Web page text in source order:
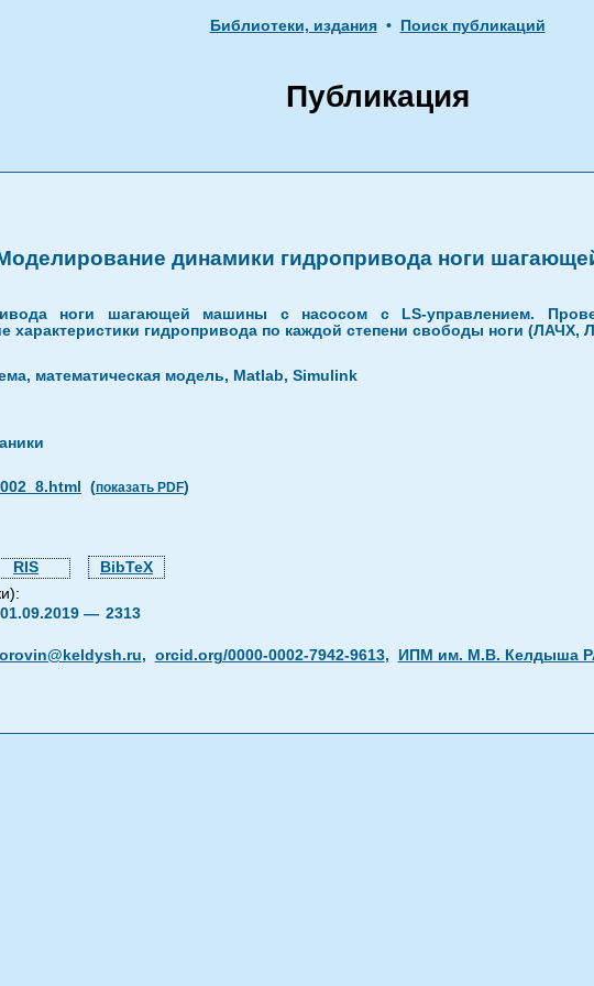
Библиотеки, издания • Поиск публикаций
Публикация
динамики гидропривода ноги
ноги шагающей машины с насосом с LS-управлением.
характеристики гидропривода по каждой степени свободы ноги
математическая модель, Matlab, Simulink
(показать PDF)
RIS
BibTeX
— 2313
, orcid.org/0000-0002-7942-9613,
ИПМ им. М.В. Келдыша